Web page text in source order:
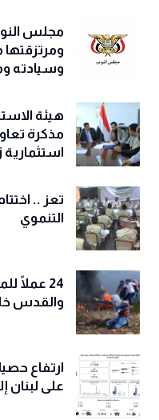
مجلس
وسيادته
هيئة
مذكرة
استثمارية
تعز ..
التنموي
24 عملًا
والقدس خلال 48
ارتفاع
على لبنان إلى 2715 شهيداً